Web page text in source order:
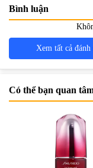
Bình luận
Xem tất cả đánh
Có thể bạn quan